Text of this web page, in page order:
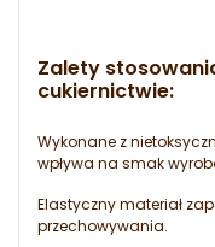
Zalety
cukiernictwie:
Wykonane z
wpływa na smak
Elastyczny materiał
przechowywania.